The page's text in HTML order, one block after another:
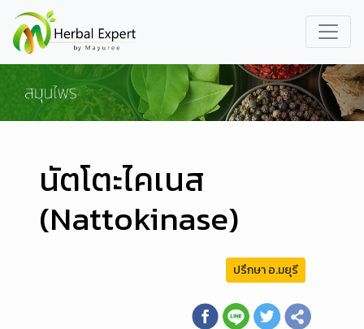
นัตโตะไคเนส
(Nattokinase)
ปรึกษา อ.มยุรี